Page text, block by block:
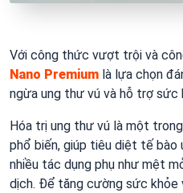
Với công thức vượt trội và
Nano Premium là lựa chọn
ngừa ung thư vú và hỗ trợ sức
Hóa trị ung thư vú là một
phổ biến, giúp tiêu diệt tế bào
nhiều tác dụng phụ như mệt
dịch. Để tăng cường sức khỏe